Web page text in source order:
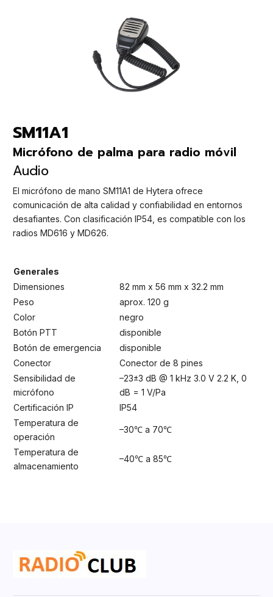
SM11A1
Micrófono de palma para radio móvil
Audio
El micrófono de mano SM11A1 de Hytera ofrece
comunicación de alta calidad y confiabilidad en entornos
desafiantes. Con clasificación IP54, es compatible con los
radios MD616 y MD626.
Generales
Dimensiones
82 mm x 56 mm x 32.2 mm
Peso
aprox. 120 g
Color
negro
Botón PTT
disponible
Botón de emergencia
disponible
Conector
Conector de 8 pines
Sensibilidad de
micrófono
–23±3 dB @ 1 kHz 3.0 V 2.2 K, 0
dB = 1 V/Pa
Certificación IP
IP54
Temperatura de
operación
–30℃ a 70℃
Temperatura de
almacenamiento
–40℃ a 85℃